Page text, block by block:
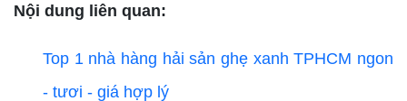
Nội dung liên quan:
Top 1 nhà hàng hải sản ghẹ xanh TPHCM ngon
- tươi - giá hợp lý